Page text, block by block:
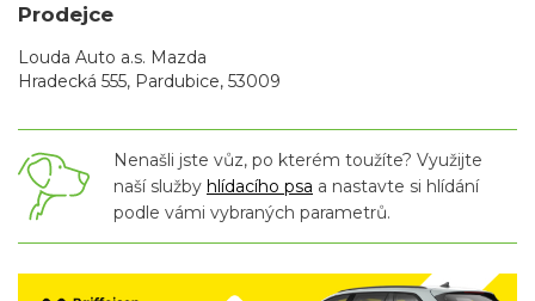
Prodejce
Louda Auto a.s. Mazda
Hradecká 555, Pardubice, 53009
Nenašli jste vůz, po kterém toužíte? Využijte
naší služby hlídacího psa a nastavte si hlídání
podle vámi vybraných parametrů.